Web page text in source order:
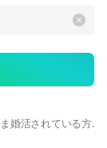
婚活相談ができるコミュニティです。 いま婚活されている方、婚活で悩まれている方、婚活で行き詰まっている方、リアルでは相談しにくいけど匿名でなら相談できる場はこちらです💁🏻‍♀️ 逆に結婚相談所で幸せな結婚をされて婚活相談にのってくださる方も🙆🏻‍♀️ #結婚相談所 #婚活 #婚活相談 #IBJ